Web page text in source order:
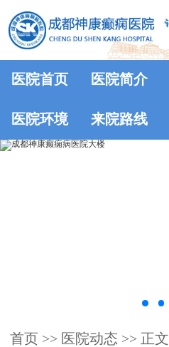
医院首页 医院简介
医院环境 来院路线
首页 >> 医院动态 >> 正文